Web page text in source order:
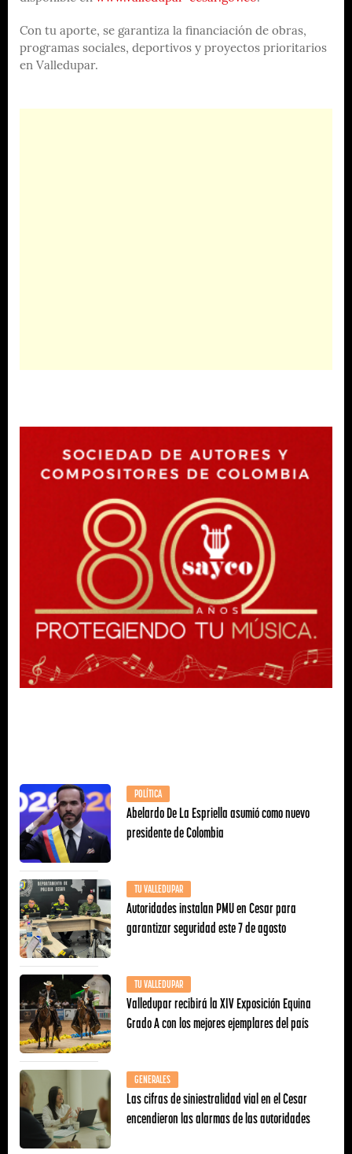
Con tu aporte, se garantiza la financiación de obras,
programas sociales, deportivos y proyectos prioritarios
en Valledupar.
POLÍTICA
Abelardo De La Espriella asumió como nuevo
presidente de Colombia
TU VALLEDUPAR
Autoridades instalan PMU en Cesar para
garantizar seguridad este 7 de agosto
TU VALLEDUPAR
Valledupar recibirá la XIV Exposición Equina
Grado A con los mejores ejemplares del país
GENERALES
Las cifras de siniestralidad vial en el Cesar
encendieron las alarmas de las autoridades